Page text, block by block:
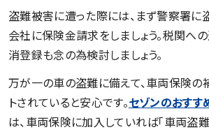
盗難被害に遭った際には、まず警察署に
会社に保険金請求をしましょう。税関へ
消登録も念の為検討しましょう。
万が一の車の盗難に備えて、車両保険の
トされていると安心です。セゾンのおす
は、車両保険に加入していれば「車両盗